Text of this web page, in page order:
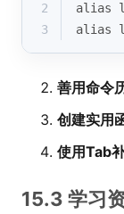
2
alias
3
alias
善用命令
创建实用
使用Tab
15.3 学习